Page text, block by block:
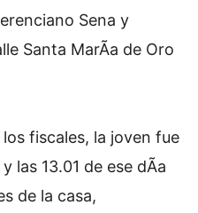
Sena y
Santa MarÃ­a de Oro
los fiscales, la joven fue
las 13.01 de ese dÃ­a
de la casa,